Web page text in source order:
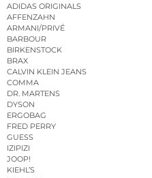
ADIDAS ORIGINALS
AFFENZAHN
ARMANI/PRIVÉ
BARBOUR
BIRKENSTOCK
BRAX
CALVIN KLEIN JEANS
COMMA
DR. MARTENS
DYSON
ERGOBAG
FRED PERRY
GUESS
IZIPIZI
JOOP!
KIEHL’S